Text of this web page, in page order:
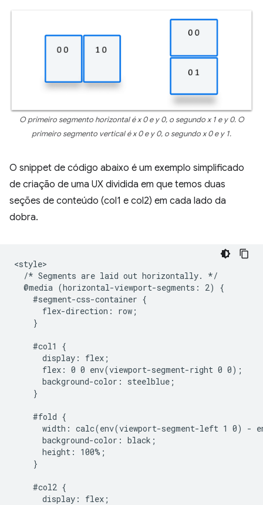
O primeiro segmento horizontal é x 0 e y 0, o segundo x 1 e y 0. O
primeiro segmento vertical é x 0 e y 0, o segundo x 0 e y 1.
O snippet de código abaixo é um exemplo simplificado
de criação de uma UX dividida em que temos duas
seções de conteúdo (col1 e col2) em cada lado da
dobra.
<style>
  /* Segments are laid out horizontally. */
  @media (horizontal-viewport-segments: 2) {
    #segment-css-container {
      flex-direction: row;
    }
    #col1 {
      display: flex;
      flex: 0 0 env(viewport-segment-right 0 0);
      background-color: steelblue;
    }
    #fold {
width: calc(env(viewport-segment-left 1 0) -
      background-color: black;
      height: 100%;
    }
    #col2 {
      display: flex;